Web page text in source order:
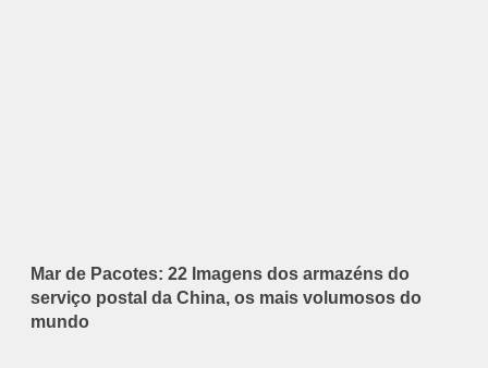
Mar de Pacotes: 22 Imagens dos armazéns do
serviço postal da China, os mais volumosos do
mundo